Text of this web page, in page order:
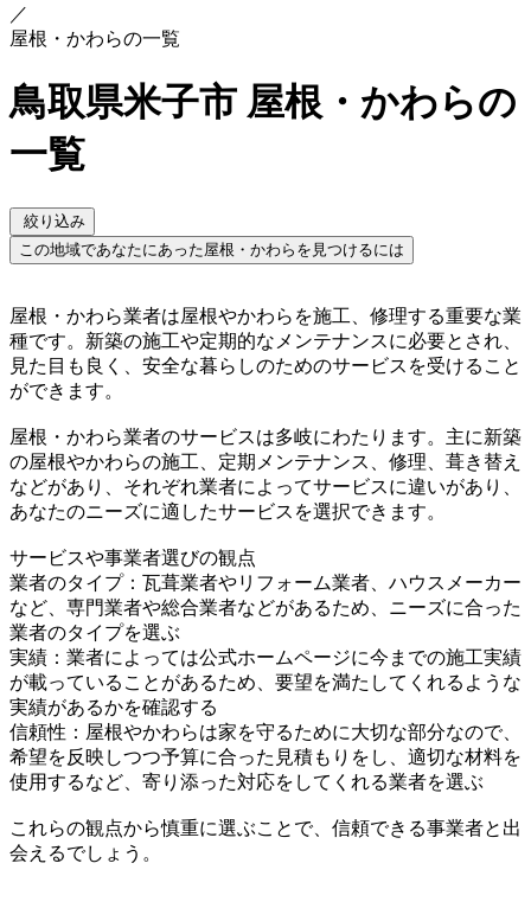
／
屋根・かわらの一覧
鳥取県米子市 屋根・かわらの
一覧
絞り込み
この地域であなたにあった屋根・かわらを見つけるには
屋根・かわら業者は屋根やかわらを施工、修理する重要な業
種です。新築の施工や定期的なメンテナンスに必要とされ、
見た目も良く、安全な暮らしのためのサービスを受けること
ができます。
屋根・かわら業者のサービスは多岐にわたります。主に新築
の屋根やかわらの施工、定期メンテナンス、修理、葺き替え
などがあり、それぞれ業者によってサービスに違いがあり、
あなたのニーズに適したサービスを選択できます。
サービスや事業者選びの観点
業者のタイプ：瓦葺業者やリフォーム業者、ハウスメーカー
など、専門業者や総合業者などがあるため、ニーズに合った
業者のタイプを選ぶ
実績：業者によっては公式ホームページに今までの施工実績
が載っていることがあるため、要望を満たしてくれるような
実績があるかを確認する
信頼性：屋根やかわらは家を守るために大切な部分なので、
希望を反映しつつ予算に合った見積もりをし、適切な材料を
使用するなど、寄り添った対応をしてくれる業者を選ぶ
これらの観点から慎重に選ぶことで、信頼できる事業者と出
会えるでしょう。